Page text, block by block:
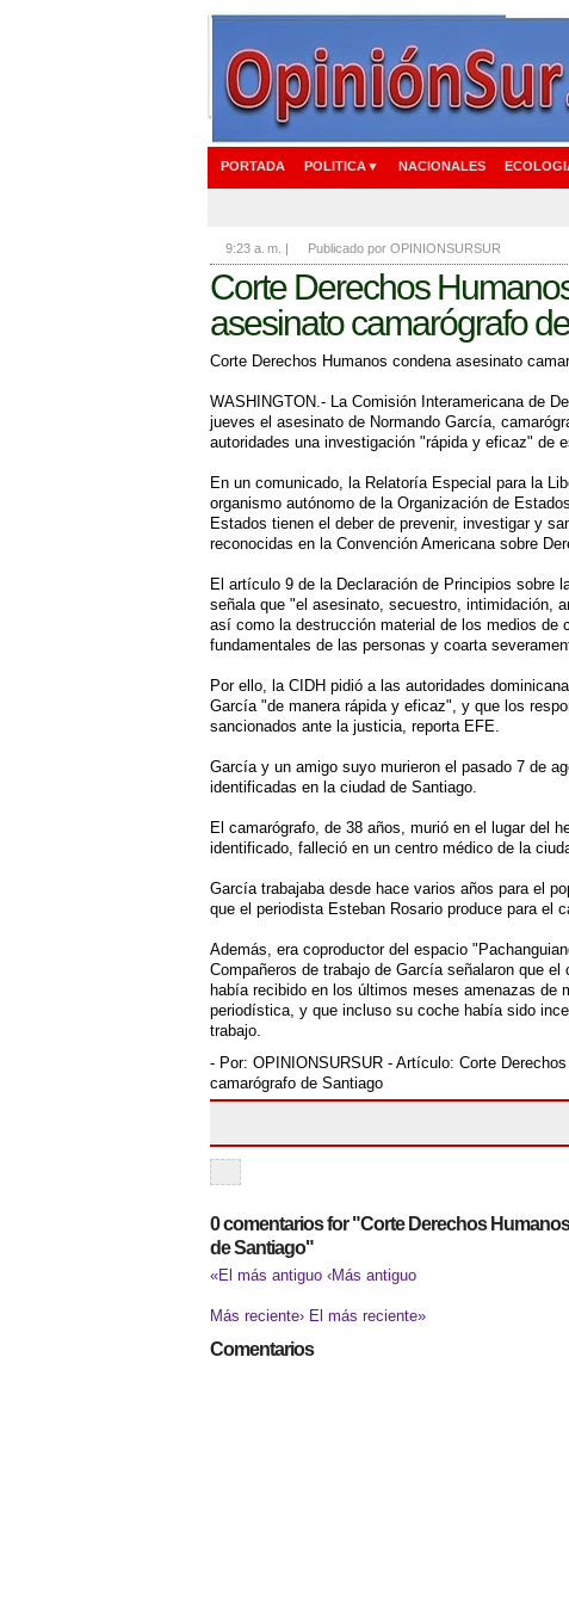
PORTADA POLITICA▼ NACIONALES
9:23 a. m. | Publicado por OPINIONSURSUR
Corte Derechos
asesinato camarógrafo
Corte Derechos Humanos condena asesinato
WASHINGTON.- La Comisión Interamericana de
jueves el asesinato de Normando García,
autoridades una investigación "rápida y eficaz" de
En un comunicado, la Relatoría Especial para la
organismo autónomo de la Organización de
Estados tienen el deber de prevenir, investigar y
reconocidas en la Convención Americana sobre
El artículo 9 de la Declaración de Principios sobre
señala que "el asesinato, secuestro, intimidación,
así como la destrucción material de los medios de
fundamentales de las personas y coarta
Por ello, la CIDH pidió a las autoridades
García "de manera rápida y eficaz", y que los
sancionados ante la justicia, reporta EFE.
García y un amigo suyo murieron el pasado 7 de
identificadas en la ciudad de Santiago.
El camarógrafo, de 38 años, murió en el lugar del
identificado, falleció en un centro médico de la
García trabajaba desde hace varios años para el
que el periodista Esteban Rosario produce para el
Además, era coproductor del espacio
Compañeros de trabajo de García señalaron que
había recibido en los últimos meses amenazas de
periodística, y que incluso su coche había sido
trabajo.
- Por: OPINIONSURSUR - Artículo: Corte
camarógrafo de Santiago
0 comentarios for "Corte Derechos
de Santiago"
«El más antiguo ‹Más antiguo
Más reciente› El más reciente»
Comentarios